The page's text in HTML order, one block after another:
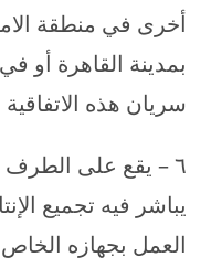
أخرى في منطقة
بمدينة القاهرة أو
سريان هذه الاتفاقية
٦ – يقع على الطرف
يباشر فيه تجميع
العمل بجهازه